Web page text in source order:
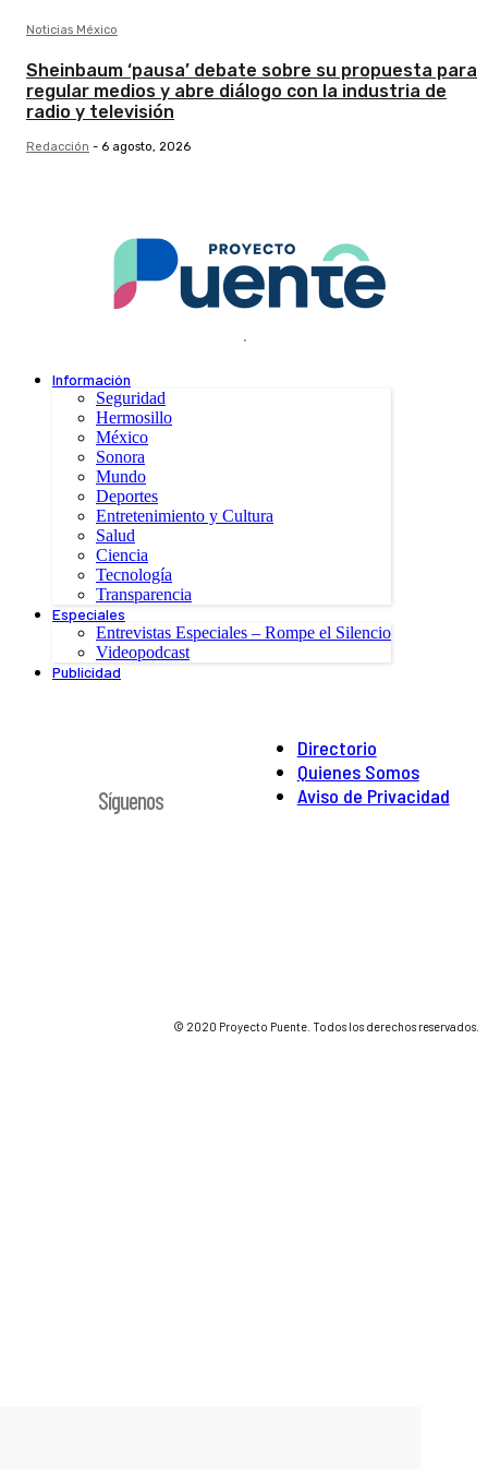
Noticias México
Sheinbaum ‘pausa’ debate sobre su propuesta para
regular medios y abre diálogo con la industria de
radio y televisión
Redacción - 6 agosto, 2026
.
Información
Seguridad
Hermosillo
México
Sonora
Mundo
Deportes
Entretenimiento y Cultura
Salud
Ciencia
Tecnología
Transparencia
Especiales
Entrevistas Especiales – Rompe el Silencio
Videopodcast
Publicidad
Directorio
Quienes Somos
Aviso de Privacidad
Síguenos
© 2020 Proyecto Puente. Todos los derechos reservados.